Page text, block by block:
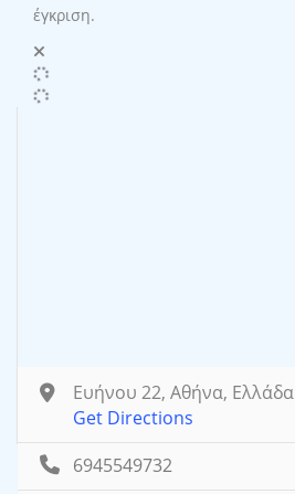
έγκριση.
Ευήνου 22, Αθήνα, Ελλάδα
Get Directions
6945549732